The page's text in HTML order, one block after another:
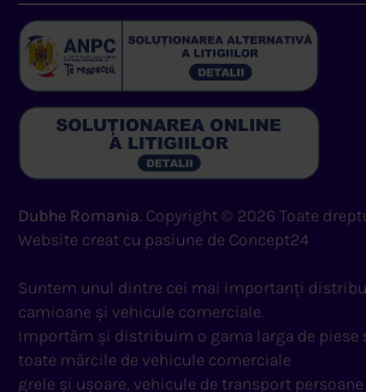
Dubhe Romania. Copyright © 2026 Toate
Website creat cu pasiune de Concept24
Suntem unul dintre cei mai importanți
camioane și vehicule comerciale.
Importăm și distribuim o gama larga de
toate mărcile de vehicule comerciale
grele și ușoare, vehicule de transport